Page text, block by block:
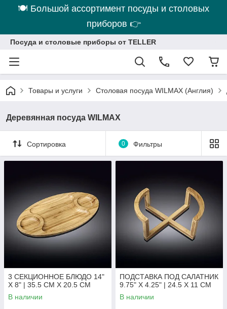
🍽 Большой ассортимент посуды и столовых
приборов 👉
Посуда и столовые приборы от TELLER
Товары и услуги Столовая посуда WILMAX (Англия)
Деревянная посуда WILMAX
Сортировка 0 Фильтры
3 СЕКЦИОННОЕ БЛЮДО 14"
X 8" | 35.5 CM X 20.5 CM
В наличии
ПОДСТАВКА ПОД САЛАТНИК
9.75" X 4.25" | 24.5 X 11 CM
В наличии